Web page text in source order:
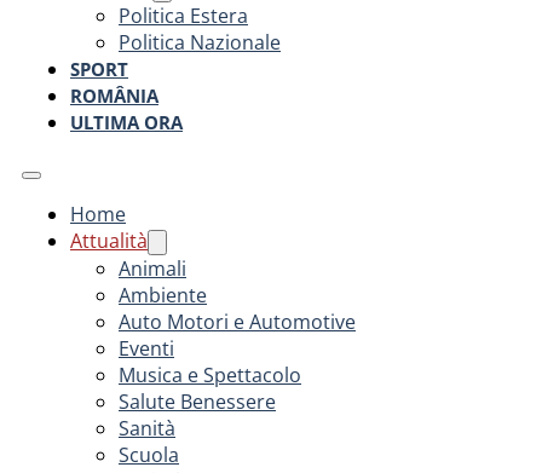
Politica Estera
Politica Nazionale
SPORT
ROMÂNIA
ULTIMA ORA
Home
Attualità
Animali
Ambiente
Auto Motori e Automotive
Eventi
Musica e Spettacolo
Salute Benessere
Sanità
Scuola